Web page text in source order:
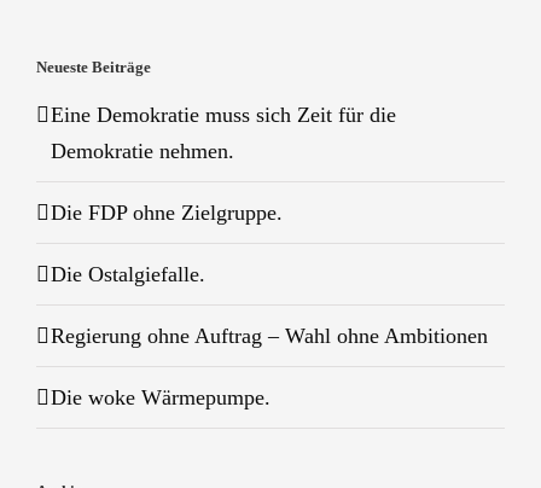
Neueste Beiträge
Eine Demokratie muss sich Zeit für die
Demokratie nehmen.
Die FDP ohne Zielgruppe.
Die Ostalgiefalle.
Regierung ohne Auftrag – Wahl ohne Ambitionen
Die woke Wärmepumpe.